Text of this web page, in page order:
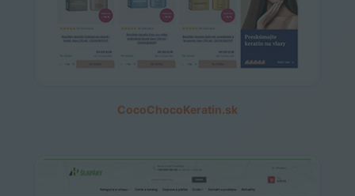
CocoChocoKeratin.sk